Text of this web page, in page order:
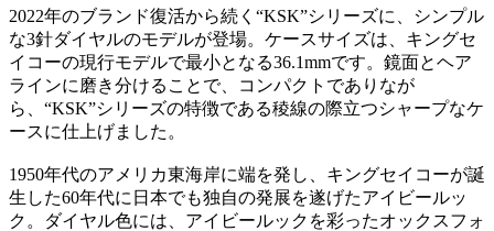
2022年のブランド復活から続く“KSK”シリーズに、シンプル
な3針ダイヤルのモデルが登場。ケースサイズは、キングセ
イコーの現行モデルで最小となる36.1mmです。鏡面とヘア
ラインに磨き分けることで、コンパクトでありなが
ら、“KSK”シリーズの特徴である稜線の際立つシャープなケ
ースに仕上げました。
1950年代のアメリカ東海岸に端を発し、キングセイコーが誕
生した60年代に日本でも独自の発展を遂げたアイビールッ
ク。ダイヤル色には、アイビールックを彩ったオックスフォ